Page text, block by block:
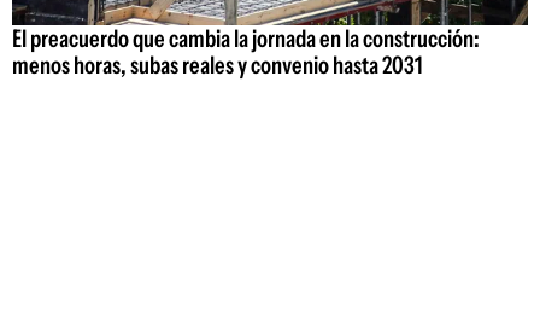
El preacuerdo que cambia la jornada en la construcción:
menos horas, subas reales y convenio hasta 2031